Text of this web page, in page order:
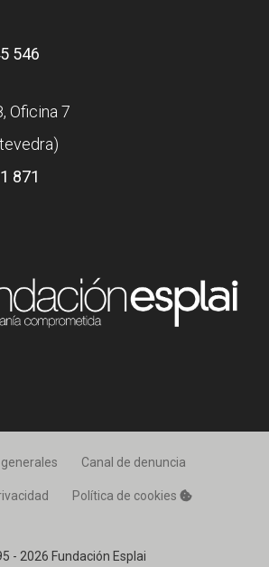
546
Oficina 7
871
- 2026 Fundación Esplai
Canal de denuncia
Política de cookies